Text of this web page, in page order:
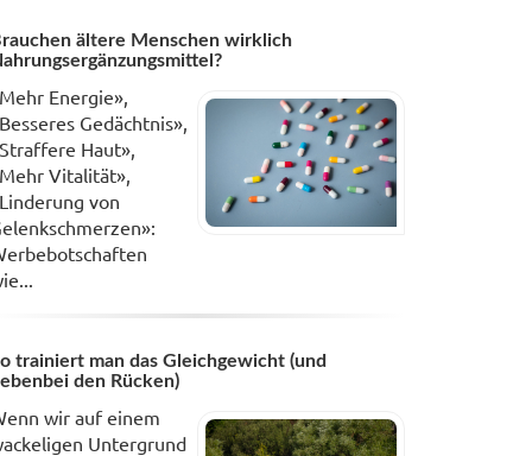
ältere Menschen wirklich
Energie»,
Gedächtnis»,
Haut»,
Vitalität»,
von
trainiert man das Gleichgewicht (und
den Rücken)
wir auf einem
Untergrund